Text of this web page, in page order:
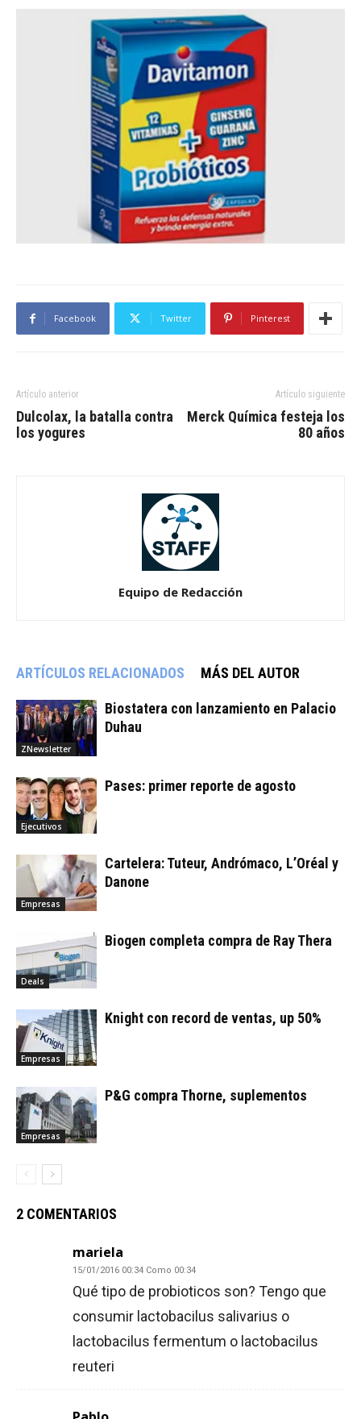
Facebook Twitter Pinterest
Artículo anterior
Dulcolax, la batalla contra
los yogures
Artículo siguiente
Merck Química festeja los
80 años
Equipo de Redacción
ARTÍCULOS RELACIONADOS MÁS DEL AUTOR
ZNewsletter
Biostatera con lanzamiento en Palacio
Duhau
Ejecutivos
Pases: primer reporte de agosto
Empresas
Cartelera: Tuteur, Andrómaco, L’Oréal y
Danone
Deals
Biogen completa compra de Ray Thera
Empresas
Knight con record de ventas, up 50%
Empresas
P&G compra Thorne, suplementos
2 COMENTARIOS
mariela
15/01/2016 00:34 Como 00:34
Qué tipo de probioticos son? Tengo que
consumir lactobacilus salivarius o
lactobacilus fermentum o lactobacilus
reuteri